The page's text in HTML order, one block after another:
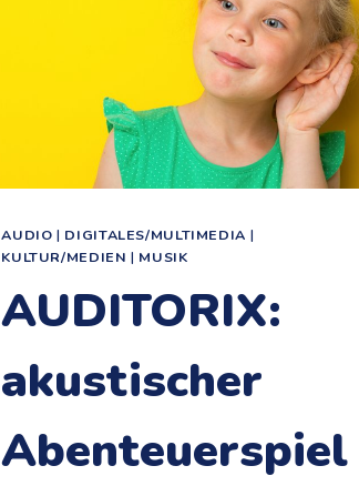
AUDIO | DIGITALES/MULTIMEDIA |
KULTUR/MEDIEN | MUSIK
AUDITORIX:
akustischer
Abenteuerspiel